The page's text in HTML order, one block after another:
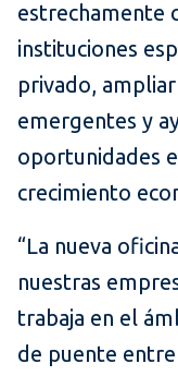
estrechamente
instituciones
privado,
emergentes y
oportunidades
crecimiento
“La nueva
nuestras
trabaja en el
de puente